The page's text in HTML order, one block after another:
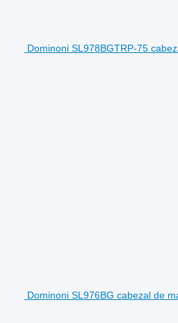
Dominoni SL978BGTRP-75
Dominoni SL976BG cabezal de